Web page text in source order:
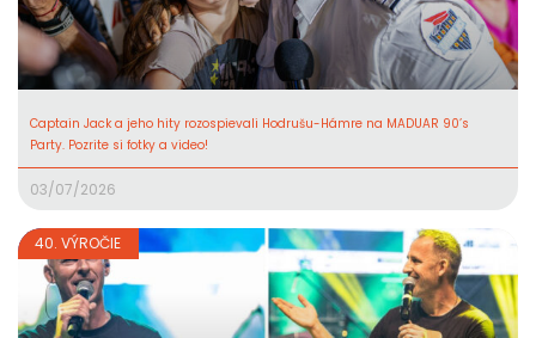
Captain Jack a jeho hity rozospievali Hodrušu-Hámre na MADUAR 90’s
Party. Pozrite si fotky a video!
03/07/2026
40. VÝROČIE